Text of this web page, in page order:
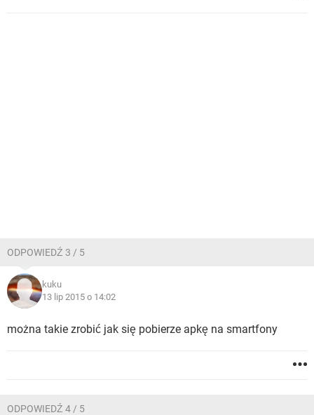
ODPOWIEDŹ 3 / 5
kuku
13 lip 2015 o 14:02
można takie zrobić jak się pobierze apkę na smartfony
ODPOWIEDŹ 4 / 5